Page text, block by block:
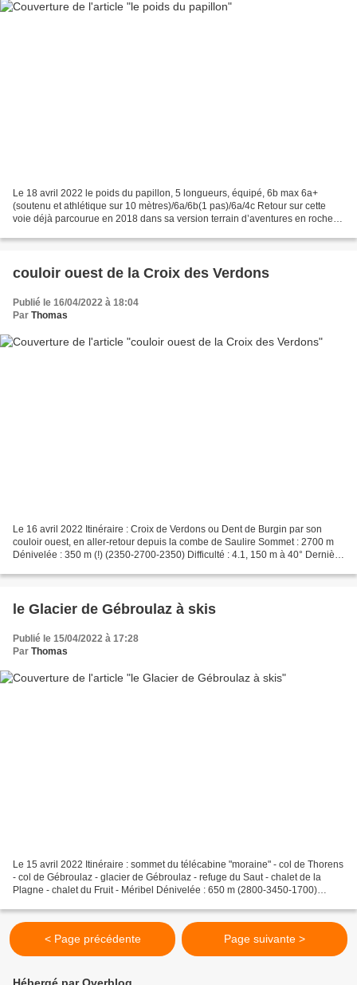
Le 18 avril 2022 le poids du papillon, 5 longueurs, équipé, 6b max 6a+
(soutenu et athlétique sur 10 mètres)/6a/6b(1 pas)/6a/4c Retour sur cette
voie déjà parcourue en 2018 dans sa version terrain d’aventures en rocher
couloir ouest de la Croix des Verdons
Publié le 16/04/2022 à 18:04
Par Thomas
Le 16 avril 2022 Itinéraire : Croix de Verdons ou Dent de Burgin par son
couloir ouest, en aller-retour depuis la combe de Saulire Sommet : 2700 m
Dénivelée : 350 m (!) (2350-2700-2350) Difficulté : 4.1, 150 m à 40° Dernière
le Glacier de Gébroulaz à skis
Publié le 15/04/2022 à 17:28
Par Thomas
Le 15 avril 2022 Itinéraire : sommet du télécabine "moraine" - col de Thorens
- col de Gébroulaz - glacier de Gébroulaz - refuge du Saut - chalet de la
Plagne - chalet du Fruit - Méribel Dénivelée : 650 m (2800-3450-1700)
< Page précédente Page suivante >